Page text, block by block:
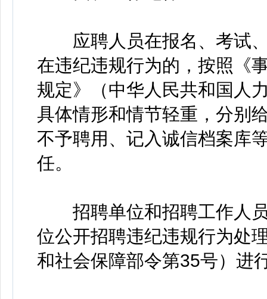
应聘人员在报名、考试、
在违纪违规行为的，按照《
规定》（中华人民共和国人
具体情形和情节轻重，分别
不予聘用、记入诚信档案库
任。
招聘单位和招聘工作人员
位公开招聘违纪违规行为处
和社会保障部令第35号）进